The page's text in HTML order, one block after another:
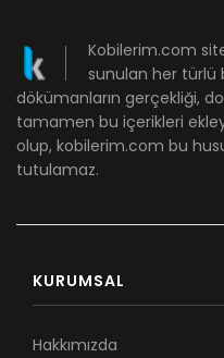
Kobilerim.com
sunulan her türlü
dökümanların gerçekliği,
tamamen bu içerikleri
olup, kobilerim.com bu
tutulamaz.
KURUMSAL
Hakkımızda